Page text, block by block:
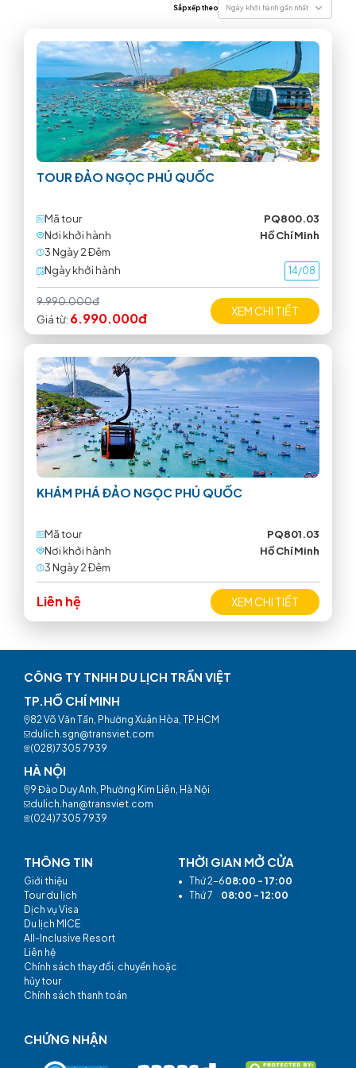
Sắp xếp theo Ngày khởi hành gần nhất
TOUR ĐẢO NGỌC PHÚ QUỐC
Mã tour
PQ800.03
Nơi khởi hành
Hồ Chí Minh
3 Ngày 2 Ðêm
Ngày khởi hành
14/08
9.990.000đ
Giá từ: 6.990.000đ XEM CHI TIẾT
KHÁM PHÁ ĐẢO NGỌC PHÚ QUỐC
Mã tour
PQ801.03
Nơi khởi hành
Hồ Chí Minh
3 Ngày 2 Ðêm
Liên hệ XEM CHI TIẾT
CÔNG TY TNHH DU LỊCH TRẦN VIỆT
TP.HỒ CHÍ MINH
82 Võ Văn Tần, Phường Xuân Hòa, TP.HCM
dulich.sgn@transviet.com
(028)7305 7939
HÀ NỘI
9 Đào Duy Anh, Phường Kim Liên, Hà Nội
dulich.han@transviet.com
(024)7305 7939
THÔNG TIN
Giới thiệu
Tour du lịch
Dịch vụ Visa
Du lịch MICE
All-Inclusive Resort
Liên hệ
Chính sách thay đổi, chuyển hoặc
hủy tour
Chính sách thanh toán
THỜI GIAN MỞ CỬA
• Thứ 2-608:00 - 17:00
• Thứ 7 08:00 - 12:00
CHỨNG NHẬN